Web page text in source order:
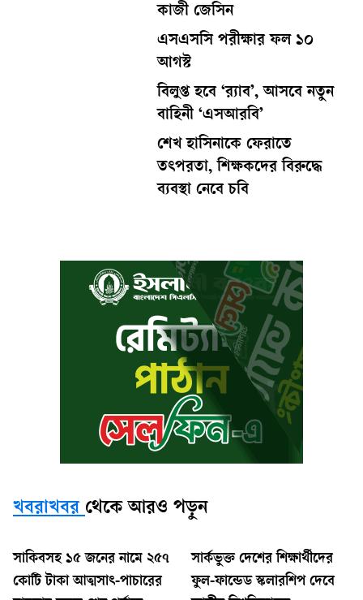
কাজী জেসিন
এসএসসি পরীক্ষার ফল ১০
আগস্ট
বিলুপ্ত হবে ‘র‍্যাব’, আসবে নতুন
বাহিনী ‘এসআরবি’
শেখ হাসিনাকে ফেরাতে
তৎপরতা, শিক্ষকদের বিরুদ্ধে
ব্যবস্থা নেবে চবি
খবরাখবর থেকে আরও পড়ুন
সাকিবসহ ১৫ জনের নামে ২৫৭
কোটি টাকা আত্মসাৎ-পাচারের
সার্কভুক্ত দেশের শিক্ষার্থীদের
ফুল-ফান্ডেড স্কলারশিপ দেবে